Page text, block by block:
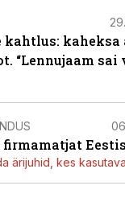
kahtlus: kaheksa
“Lennujaam sai
firmamatjat Eestis
ärijuhid, kes